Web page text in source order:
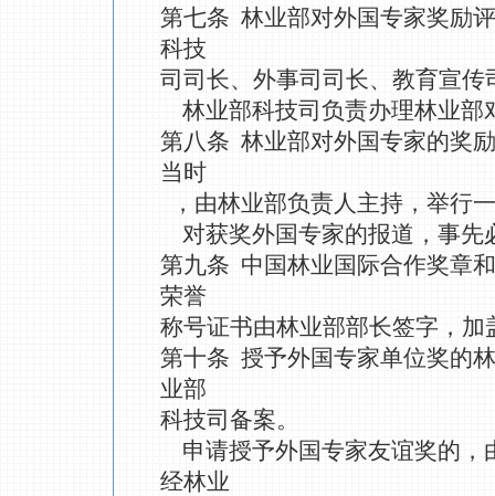
第七条 林业部对外国专家奖励
科技
司司长、外事司司长、教育宣
林业部科技司负责办理林业部
第八条 林业部对外国专家的奖
当时
，由林业部负责人主持，举行
对获奖外国专家的报道，事先
第九条 中国林业国际合作奖章
荣誉
称号证书由林业部部长签字，加
第十条 授予外国专家单位奖的
业部
科技司备案。
申请授予外国专家友谊奖的，
经林业